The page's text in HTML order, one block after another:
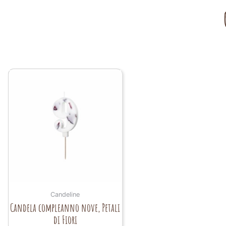
Candeline
Candela compleanno nove, Petali
di Fiori